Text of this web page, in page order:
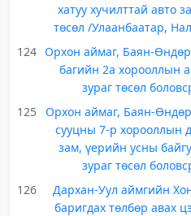
хатуу хучилттай авто
төсөл /Улаанбаатар,
124 Орхон аймаг, Баян-
багийн 2а хорооллын
зураг төсөл
125
Орхон аймаг, Баян-
сууцны 7-р хорооллын
зам, үерийн усны
зураг төсөл
126
Дархан-Уул аймгийн
баригдах төлбөр авах